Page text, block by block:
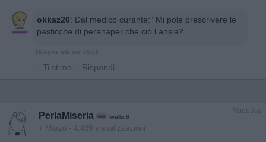
okkaz20: Dal medico curante:" Mi pole prescrivere le
pasticche di peranaper che ciò l ansia?
28 Aprile alle ore 16:19
· Ti stimo · Rispondi
Vaccata
PerlaMiseria livello 8
7 Marzo - 4.439 visualizzazioni